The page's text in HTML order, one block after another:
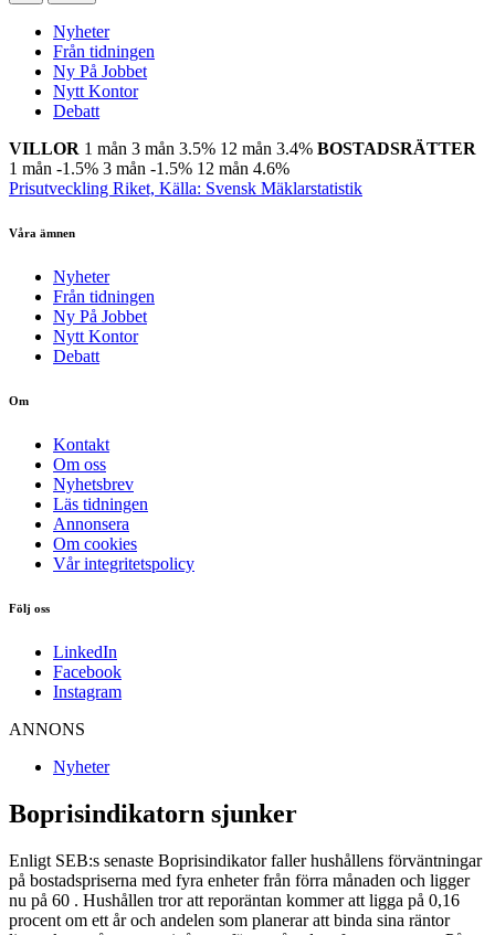
Nyheter
Från tidningen
Ny På Jobbet
Nytt Kontor
Debatt
VILLOR 1 mån 3 mån 3.5% 12 mån 3.4% BOSTADSRÄTTER
1 mån -1.5% 3 mån -1.5% 12 mån 4.6%
Prisutveckling Riket, Källa: Svensk Mäklarstatistik
Våra ämnen
Nyheter
Från tidningen
Ny På Jobbet
Nytt Kontor
Debatt
Om
Kontakt
Om oss
Nyhetsbrev
Läs tidningen
Annonsera
Om cookies
Vår integritetspolicy
Följ oss
LinkedIn
Facebook
Instagram
ANNONS
Nyheter
Boprisindikatorn sjunker
Enligt SEB:s senaste Boprisindikator faller hushållens förväntningar
på bostadspriserna med fyra enheter från förra månaden och ligger
nu på 60 . Hushållen tror att reporäntan kommer att ligga på 0,16
procent om ett år och andelen som planerar att binda sina räntor